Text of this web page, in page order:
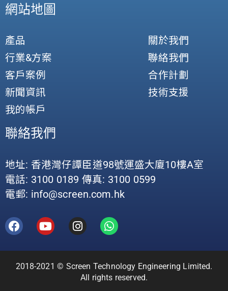
網站地圖
產品
行業&方案
客戶案例
新聞資訊
我的帳戶
關於我們
聯絡我們
合作計劃
技術支援
聯絡我們
地址: 香港灣仔譚臣道98號運盛大廈10樓A室
電話: 3100 0189 傳真: 3100 0599
電郵: info@screen.com.hk
2018-2021 © Screen Technology Engineering Limited.
All rights reserved.